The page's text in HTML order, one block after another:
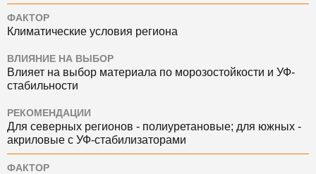
ФАКТОР
Климатические условия региона
ВЛИЯНИЕ НА ВЫБОР
Влияет на выбор материала по морозостойкости и УФ-
стабильности
РЕКОМЕНДАЦИИ
Для северных регионов - полиуретановые; для южных -
акриловые с УФ-стабилизаторами
ФАКТОР